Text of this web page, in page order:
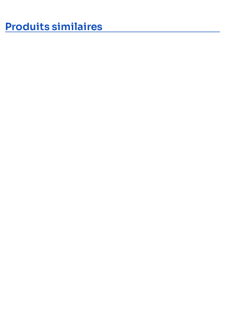
Produits similaires